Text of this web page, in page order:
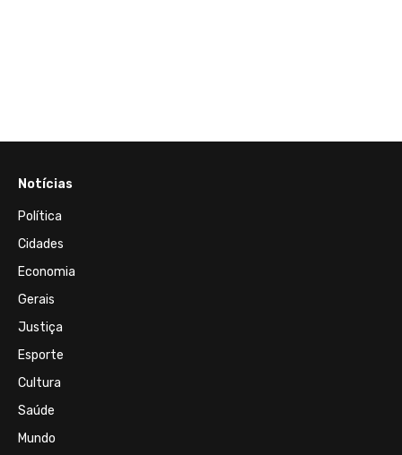
Notícias
Política
Cidades
Economia
Gerais
Justiça
Esporte
Cultura
Saúde
Mundo